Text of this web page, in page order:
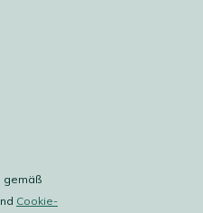
gemäß
Cookie-